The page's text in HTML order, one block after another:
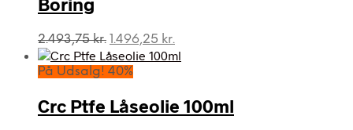
2.493,75kr. Den
oprindelige
pris
2.493,75 kr..
1.496,25 kr.
aktuelle
1.496,25 kr..
På Udsalg! 40%
Crc Ptfe Låseolie 100ml